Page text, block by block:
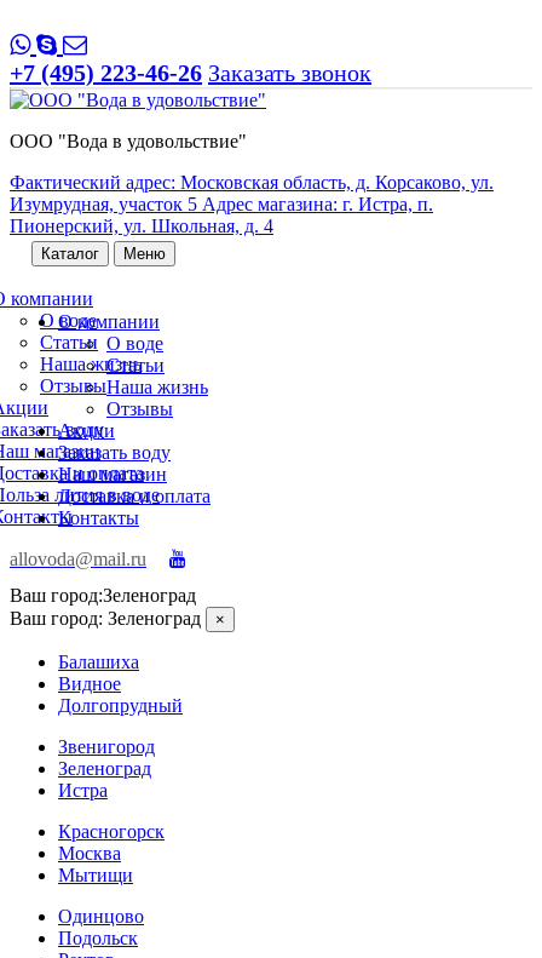
+7 (495) 223-46-26 Заказать звонок
ООО "Вода в удовольствие"
Фактический адрес: Московская область, д. Корсаково, ул.
Изумрудная, участок 5 Адрес магазина: г. Истра, п.
Пионерский, ул. Школьная, д. 4
Каталог Меню
компании
О воде
Статьи
Наша жизнь
Отзывы
воду
магазин
и оплата
лития в воде
О компании
О воде
Статьи
Наша жизнь
Отзывы
Акции
Заказать воду
Наш магазин
Доставка и оплата
Контакты
allovoda@mail.ru
Ваш город:Зеленоград
Ваш город: Зеленоград ×
Балашиха
Видное
Долгопрудный
Звенигород
Зеленоград
Истра
Красногорск
Москва
Мытищи
Одинцово
Подольск